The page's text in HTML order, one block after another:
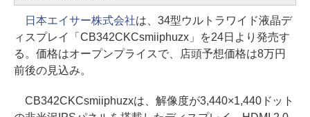
日本エイサー株式会社は、34型ウルトラワイド液晶デ
ィスプレイ「CB342CKCsmiiphuzx」を24日より発売す
る。価格はオープンプライスで、店頭予想価格は8万円
前後の見込み。
CB342CKCsmiiphuzxは、解像度が3,440×1,440ドット